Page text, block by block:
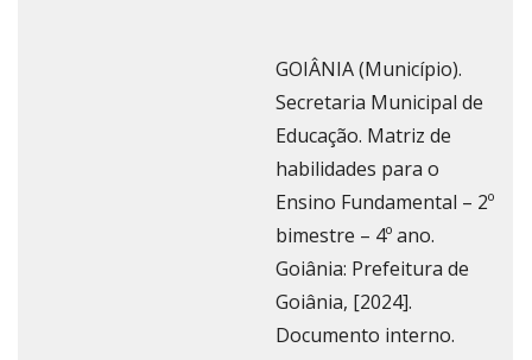
GOIÂNIA (Município).
Secretaria Municipal de
Educação. Matriz de
habilidades para o
Ensino Fundamental – 2º
bimestre – 4º ano.
Goiânia: Prefeitura de
Goiânia, [2024].
Documento interno.